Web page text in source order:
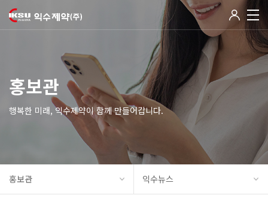
홍보관
행복한 미래, 익수제약이 함께 만들어갑니다.
홍보관 익수뉴스